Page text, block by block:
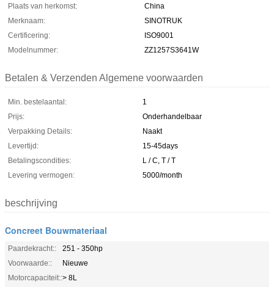
Plaats van herkomst:
China
Merknaam:
SINOTRUK
Certificering:
ISO9001
Modelnummer:
ZZ1257S3641W
Betalen & Verzenden Algemene voorwaarden
Min. bestelaantal:
1
Prijs:
Onderhandelbaar
Verpakking Details:
Naakt
Levertijd:
15-45days
Betalingscondities:
L / C, T / T
Levering vermogen:
5000/month
beschrijving
Concreet Bouwmateriaal
Paardekracht::
251 - 350hp
Voorwaarde::
Nieuwe
Motorcapaciteit::> 8L